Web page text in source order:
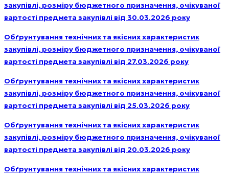
закупівлі, розміру бюджетного призначення, очікуваної
вартості предмета закупівлі від 30.03.2026 року
Обґрунтування технічних та якісних характеристик
закупівлі, розміру бюджетного призначення, очікуваної
вартості предмета закупівлі від 27.03.2026 року
Обґрунтування технічних та якісних характеристик
закупівлі, розміру бюджетного призначення, очікуваної
вартості предмета закупівлі від 25.03.2026 року
Обґрунтування технічних та якісних характеристик
закупівлі, розміру бюджетного призначення, очікуваної
вартості предмета закупівлі від 20.03.2026 року
Обґрунтування технічних та якісних характеристик